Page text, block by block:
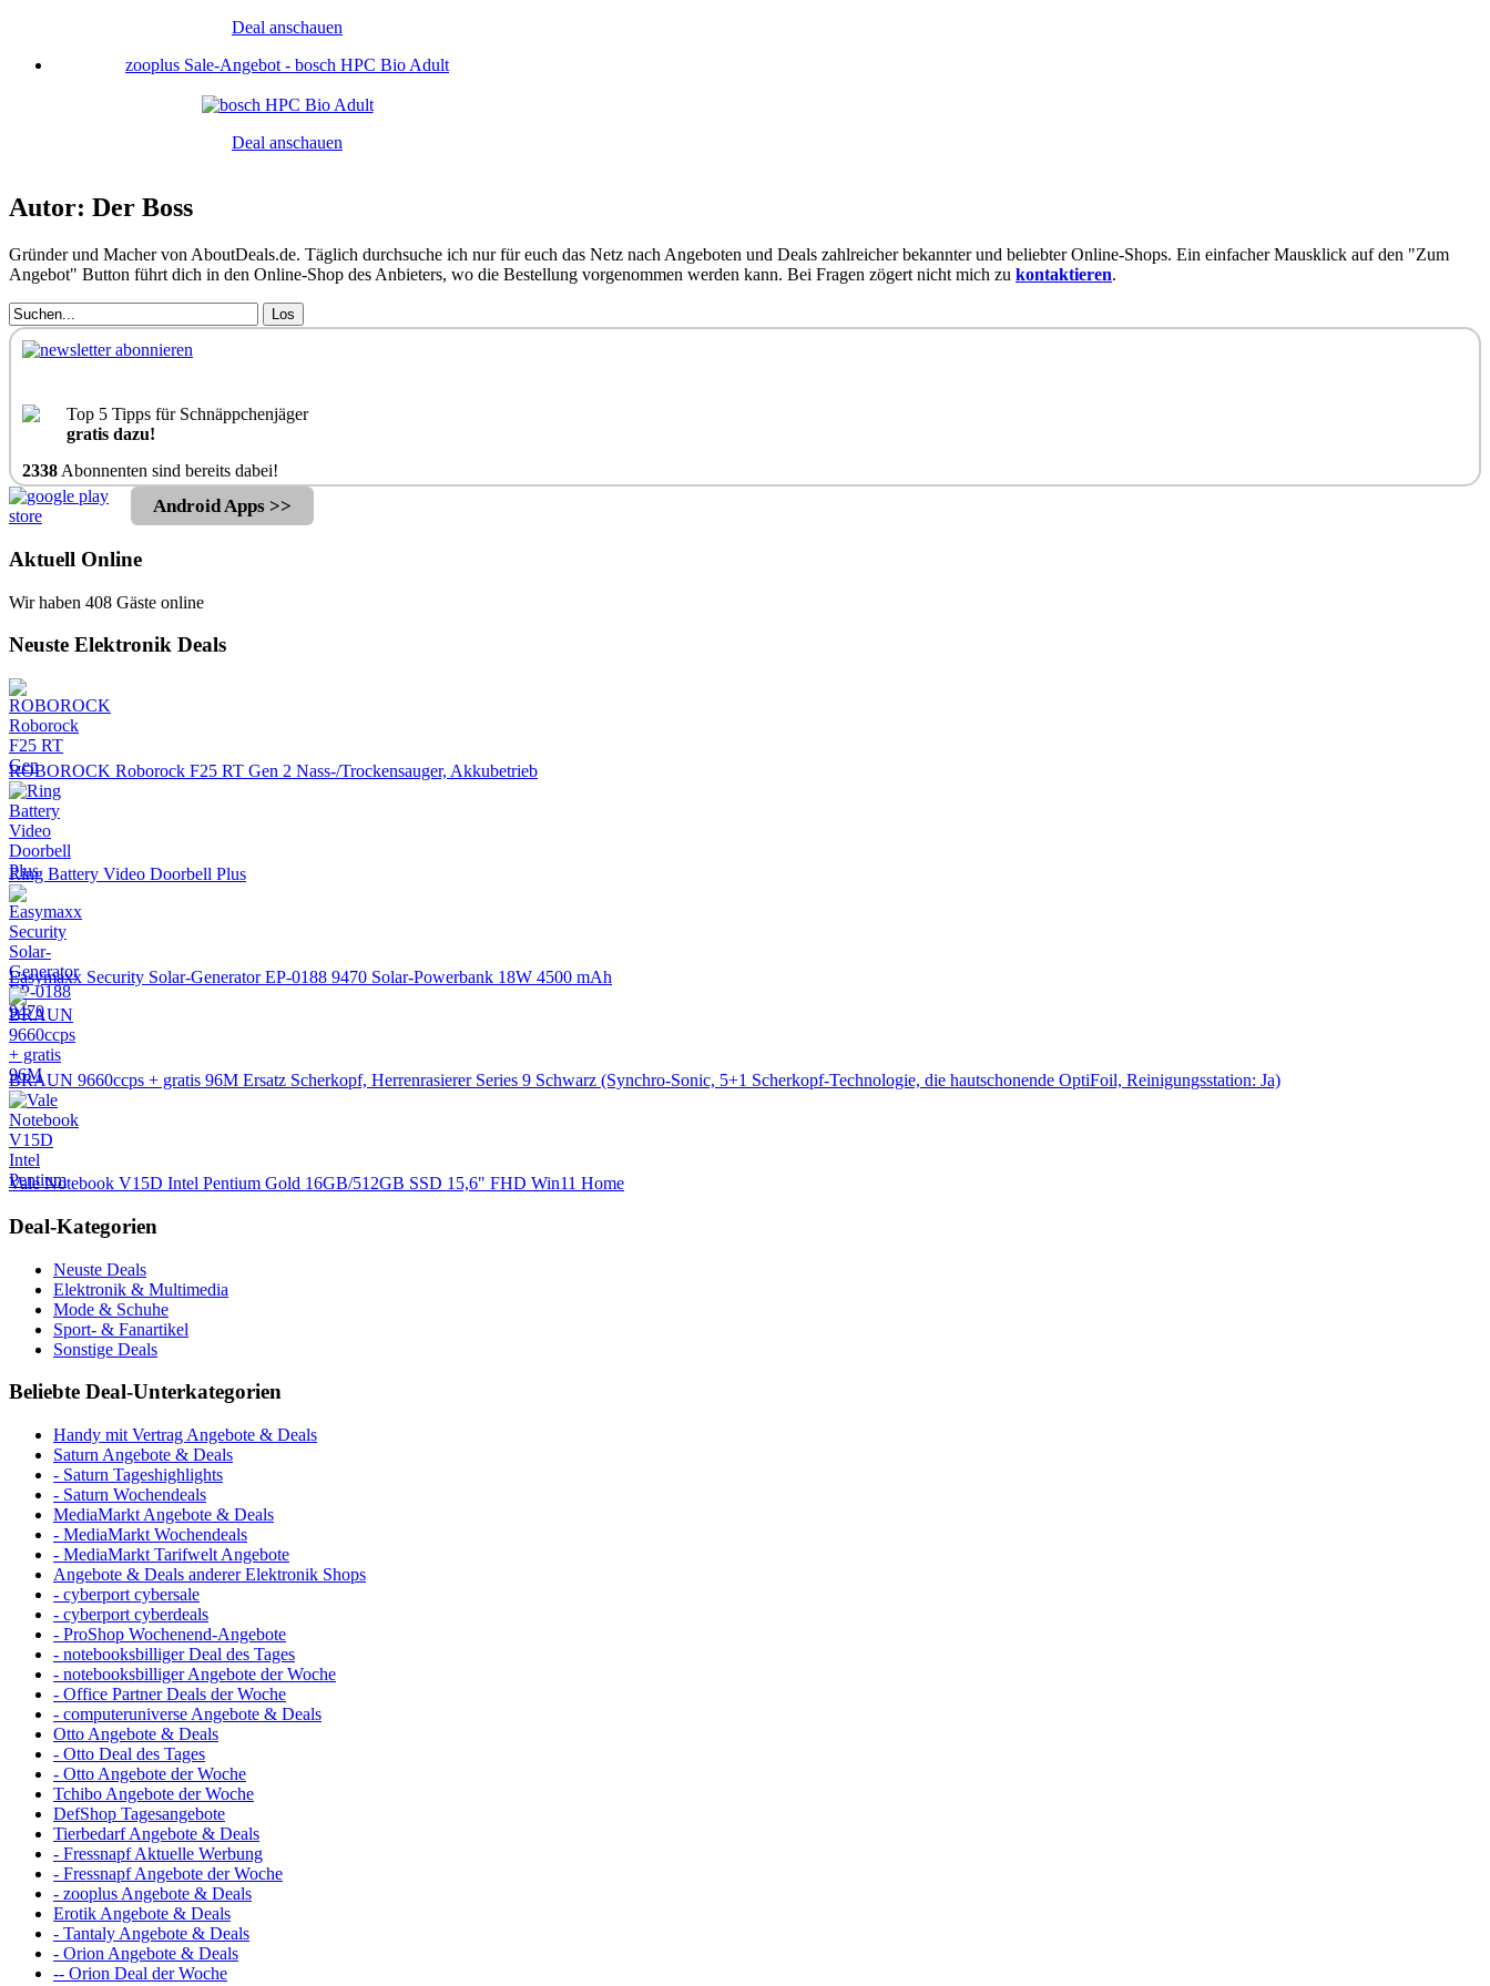
Deal anschauen
zooplus Sale-Angebot - bosch HPC Bio Adult
Deal anschauen
Autor: Der Boss
Gründer und Macher von AboutDeals.de. Täglich durchsuche ich nur für euch das Netz nach Angeboten und Deals zahlreicher bekannter und beliebter Online-Shops. Ein einfacher Mausklick auf den "Zum
Angebot" Button führt dich in den Online-Shop des Anbieters, wo die Bestellung vorgenommen werden kann. Bei Fragen zögert nicht mich zu kontaktieren.
Los
Top 5 Tipps für Schnäppchenjäger
gratis dazu!
2338 Abonnenten sind bereits dabei!
Android Apps >>
Aktuell Online
Wir haben 408 Gäste online
Neuste Elektronik Deals
ROBOROCK Roborock F25 RT Gen 2 Nass-/Trockensauger, Akkubetrieb
Ring Battery Video Doorbell Plus
Easymaxx Security Solar-Generator EP-0188 9470 Solar-Powerbank 18W 4500 mAh
BRAUN 9660ccps + gratis 96M Ersatz Scherkopf, Herrenrasierer Series 9 Schwarz (Synchro-Sonic, 5+1 Scherkopf-Technologie, die hautschonende OptiFoil, Reinigungsstation: Ja)
Vale Notebook V15D Intel Pentium Gold 16GB/512GB SSD 15,6" FHD Win11 Home
Deal-Kategorien
Neuste Deals
Elektronik & Multimedia
Mode & Schuhe
Sport- & Fanartikel
Sonstige Deals
Beliebte Deal-Unterkategorien
Handy mit Vertrag Angebote & Deals
Saturn Angebote & Deals
- Saturn Tageshighlights
- Saturn Wochendeals
MediaMarkt Angebote & Deals
- MediaMarkt Wochendeals
- MediaMarkt Tarifwelt Angebote
Angebote & Deals anderer Elektronik Shops
- cyberport cybersale
- cyberport cyberdeals
- ProShop Wochenend-Angebote
- notebooksbilliger Deal des Tages
- notebooksbilliger Angebote der Woche
- Office Partner Deals der Woche
- computeruniverse Angebote & Deals
Otto Angebote & Deals
- Otto Deal des Tages
- Otto Angebote der Woche
Tchibo Angebote der Woche
DefShop Tagesangebote
Tierbedarf Angebote & Deals
- Fressnapf Aktuelle Werbung
- Fressnapf Angebote der Woche
- zooplus Angebote & Deals
Erotik Angebote & Deals
- Tantaly Angebote & Deals
- Orion Angebote & Deals
-- Orion Deal der Woche